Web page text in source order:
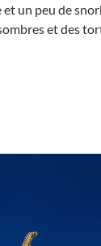
un peu de
et des